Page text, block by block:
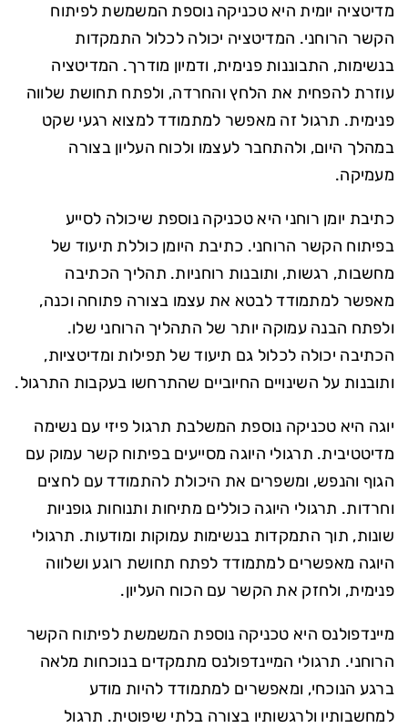
מדיטציה יומית היא טכניקה נוספת המשמשת לפיתוח
הקשר הרוחני. המדיטציה יכולה לכלול התמקדות
בנשימות, התבוננות פנימית, ודמיון מודרך. המדיטציה
עוזרת להפחית את הלחץ והחרדה, ולפתח תחושת שלווה
פנימית. תרגול זה מאפשר למתמודד למצוא רגעי שקט
במהלך היום, ולהתחבר לעצמו ולכוח העליון בצורה
מעמיקה.
כתיבת יומן רוחני היא טכניקה נוספת שיכולה לסייע
בפיתוח הקשר הרוחני. כתיבת היומן כוללת תיעוד של
מחשבות, רגשות, ותובנות רוחניות. תהליך הכתיבה
מאפשר למתמודד לבטא את עצמו בצורה פתוחה וכנה,
ולפתח הבנה עמוקה יותר של התהליך הרוחני שלו.
הכתיבה יכולה לכלול גם תיעוד של תפילות ומדיטציות,
ותובנות על השינויים החיוביים שהתרחשו בעקבות התרגול.
יוגה היא טכניקה נוספת המשלבת תרגול פיזי עם נשימה
מדיטטיבית. תרגולי היוגה מסייעים בפיתוח קשר עמוק עם
הגוף והנפש, ומשפרים את היכולת להתמודד עם לחצים
וחרדות. תרגולי היוגה כוללים מתיחות ותנוחות גופניות
שונות, תוך התמקדות בנשימות עמוקות ומודעות. תרגולי
היוגה מאפשרים למתמודד לפתח תחושת רוגע ושלווה
פנימית, ולחזק את הקשר עם הכוח העליון.
מיינדפולנס היא טכניקה נוספת המשמשת לפיתוח הקשר
הרוחני. תרגולי המיינדפולנס מתמקדים בנוכחות מלאה
ברגע הנוכחי, ומאפשרים למתמודד להיות מודע
למחשבותיו ולרגשותיו בצורה בלתי שיפוטית. תרגול